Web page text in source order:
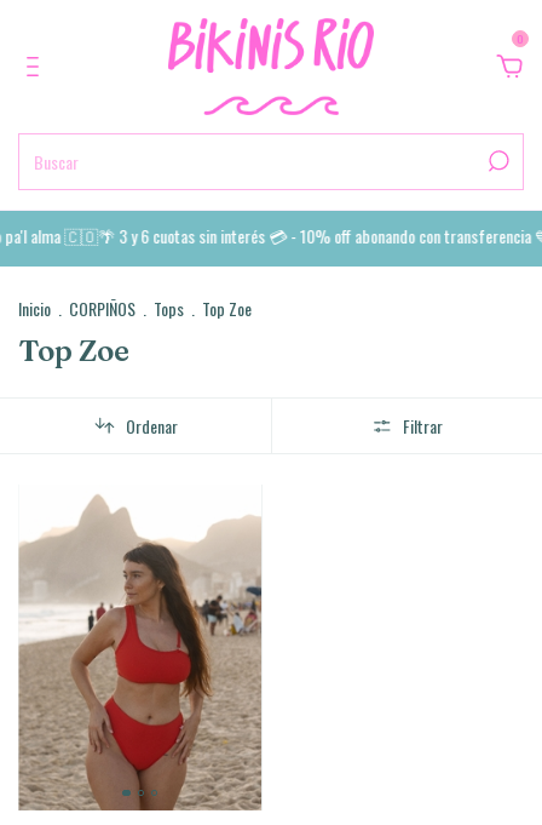
0
pa'l alma 🇨🇴🌴 3 y 6 cuotas sin interés 💳 - 10% off abonando con
Inicio CORPIÑOS Tops Top Zoe
Top Zoe
Ordenar Filtrar